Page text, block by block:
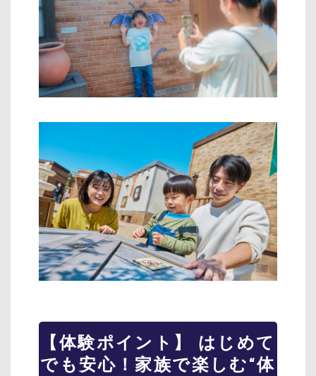
【体験ポイント】 はじめて
でも安心！家族で楽しむ“体